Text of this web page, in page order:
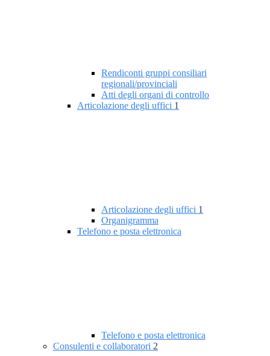
Rendiconti gruppi consiliari
regionali/provinciali
Atti degli organi di controllo
Articolazione degli uffici 1
Articolazione degli uffici 1
Organigramma
Telefono e posta elettronica
Telefono e posta elettronica
Consulenti e collaboratori 2